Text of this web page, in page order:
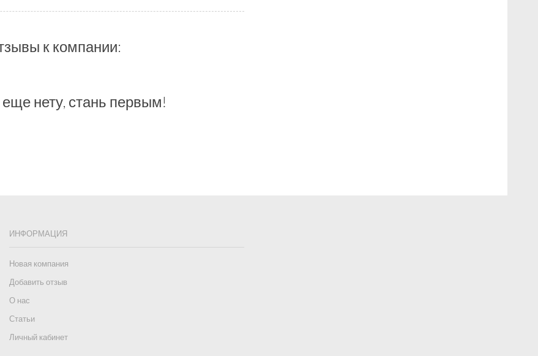
к компании:
нету, стань первым!
ИНФОРМАЦИЯ
Новая компания
Добавить отзыв
О нас
Статьи
Личный кабинет